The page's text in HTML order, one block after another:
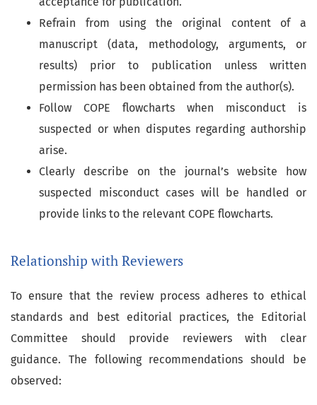
Refrain from using the original content of a
manuscript (data, methodology, arguments, or
results) prior to publication unless written
permission has been obtained from the author(s).
Follow COPE flowcharts when misconduct is
suspected or when disputes regarding authorship
arise.
Clearly describe on the journal’s website how
suspected misconduct cases will be handled or
provide links to the relevant COPE flowcharts.
Relationship with Reviewers
To ensure that the review process adheres to ethical
standards and best editorial practices, the Editorial
Committee should provide reviewers with clear
guidance. The following recommendations should be
observed: